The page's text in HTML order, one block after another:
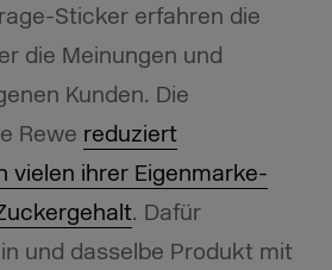
Sticker erfahren die
die Meinungen und
Kunden. Die
Rewe reduziert
vielen ihrer Eigenmarke-
. Dafür
und dasselbe Produkt mit